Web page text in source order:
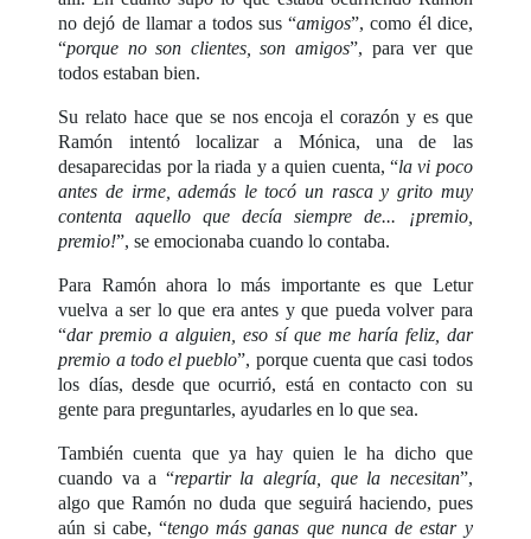
no dejó de llamar a todos sus “amigos”, como él dice,
“porque no son clientes, son amigos”, para ver que
todos estaban bien.
Su relato hace que se nos encoja el corazón y es que
Ramón intentó localizar a Mónica, una de las
desaparecidas por la riada y a quien cuenta, “la vi poco
antes de irme, además le tocó un rasca y grito muy
contenta aquello que decía siempre de... ¡premio,
premio!”, se emocionaba cuando lo contaba.
Para Ramón ahora lo más importante es que Letur
vuelva a ser lo que era antes y que pueda volver para
“dar premio a alguien, eso sí que me haría feliz, dar
premio a todo el pueblo”, porque cuenta que casi todos
los días, desde que ocurrió, está en contacto con su
gente para preguntarles, ayudarles en lo que sea.
También cuenta que ya hay quien le ha dicho que
cuando va a “repartir la alegría, que la necesitan”,
algo que Ramón no duda que seguirá haciendo, pues
aún si cabe, “tengo más ganas que nunca de estar y